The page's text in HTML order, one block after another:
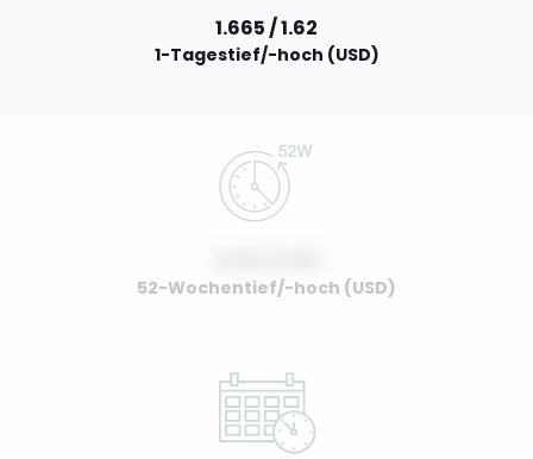
1.665 / 1.62
1-Tagestief/-hoch (USD)
52-Wochentief/-hoch (USD)